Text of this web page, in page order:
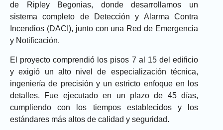
de Ripley Begonias, donde desarrollamos un
sistema completo de Detección y Alarma Contra
Incendios (DACI), junto con una Red de Emergencia
y Notificación.
El proyecto comprendió los pisos 7 al 15 del edificio
y exigió un alto nivel de especialización técnica,
ingeniería de precisión y un estricto enfoque en los
detalles. Fue ejecutado en un plazo de 45 días,
cumpliendo con los tiempos establecidos y los
estándares más altos de calidad y seguridad.